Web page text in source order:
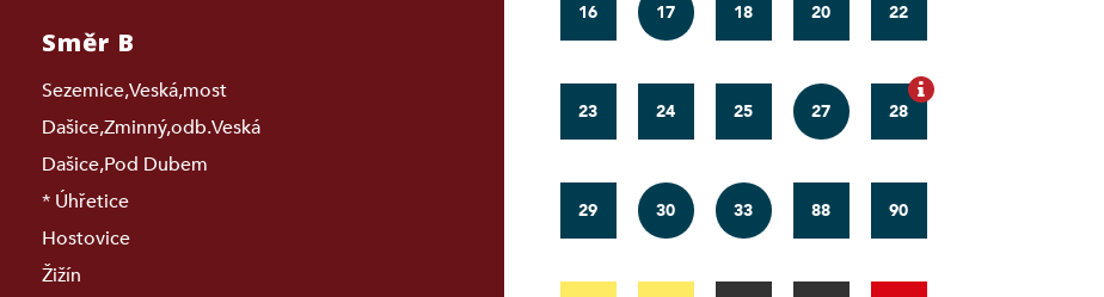
Směr B
Sezemice,Veská,most
Dašice,Zminný,odb.Veská
Dašice,Pod Dubem
* Úhřetice
Hostovice
Žižín
16 17 18 20 22
23 24 25 27 28
29 30 33 88 90